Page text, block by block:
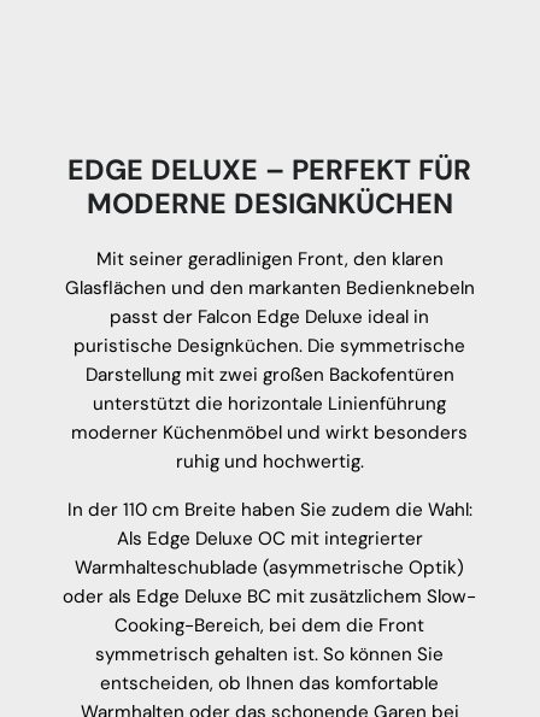
EDGE DELUXE – PERFEKT FÜR
MODERNE DESIGNKÜCHEN
Mit seiner geradlinigen Front, den klaren
Glasflächen und den markanten Bedienknebeln
passt der Falcon Edge Deluxe ideal in
puristische Designküchen. Die symmetrische
Darstellung mit zwei großen Backofentüren
unterstützt die horizontale Linienführung
moderner Küchenmöbel und wirkt besonders
ruhig und hochwertig.
In der 110 cm Breite haben Sie zudem die Wahl:
Als Edge Deluxe OC mit integrierter
Warmhalteschublade (asymmetrische Optik)
oder als Edge Deluxe BC mit zusätzlichem Slow-
Cooking-Bereich, bei dem die Front
symmetrisch gehalten ist. So können Sie
entscheiden, ob Ihnen das komfortable